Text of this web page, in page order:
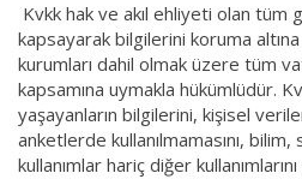
Kvkk hak ve akıl ehliyeti olan tüm
kapsayarak bilgilerini koruma
kurumları dahil olmak üzere tüm
kapsamına uymakla hükümlüdür.
yaşayanların bilgilerini, kişisel
anketlerde kullanılmamasını,
kullanımlar hariç diğer